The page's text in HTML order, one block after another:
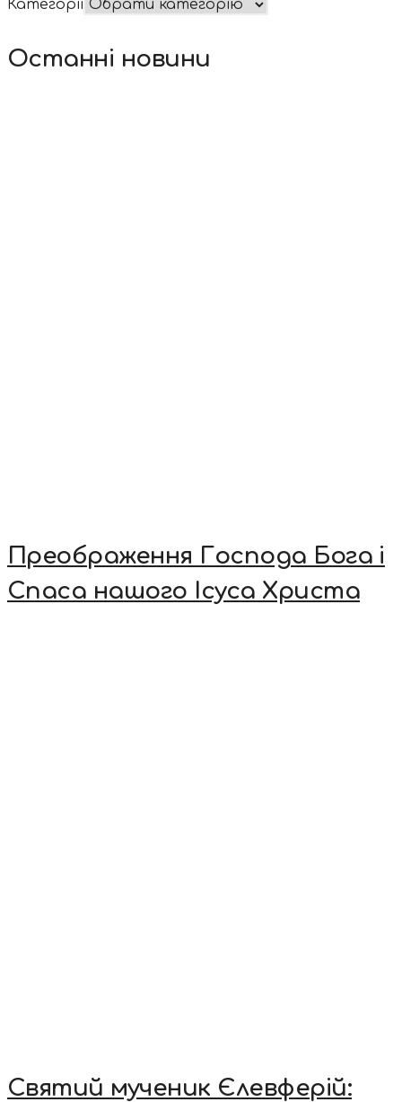
Категорії
Останні новини
Преображення Господа Бога і
Спаса нашого Ісуса Христа
Святий мученик Єлевферій: